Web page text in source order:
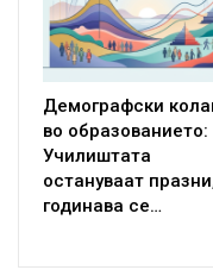
Демографски
во образованието:
Училиштата
остануваат
годинава се…